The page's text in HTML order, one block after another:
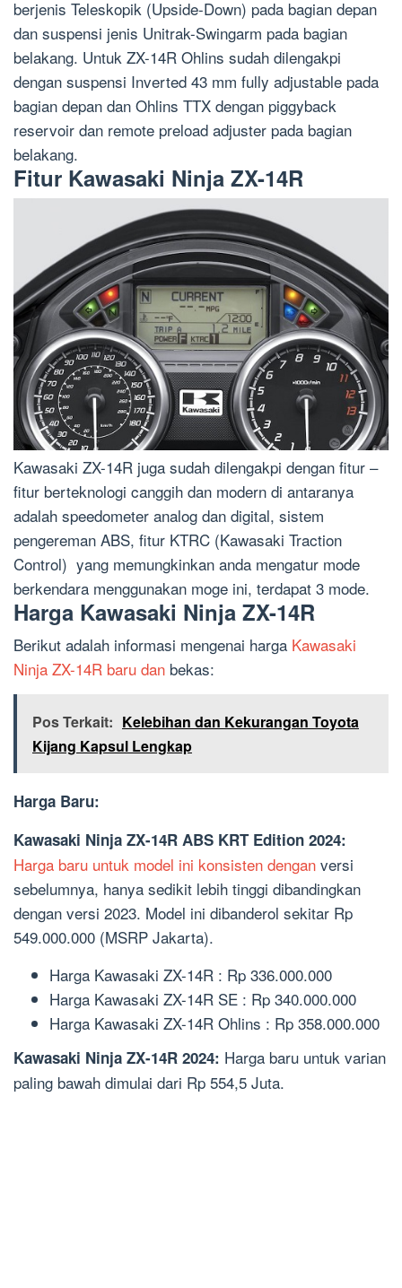
berjenis Teleskopik (Upside-Down) pada bagian depan
dan suspensi jenis Unitrak-Swingarm pada bagian
belakang. Untuk ZX-14R Ohlins sudah dilengakpi
dengan suspensi Inverted 43 mm fully adjustable pada
bagian depan dan Ohlins TTX dengan piggyback
reservoir dan remote preload adjuster pada bagian
belakang.
Fitur Kawasaki Ninja ZX-14R
Kawasaki ZX-14R juga sudah dilengakpi dengan fitur –
fitur berteknologi canggih dan modern di antaranya
adalah speedometer analog dan digital, sistem
pengereman ABS, fitur KTRC (Kawasaki Traction
Control) yang memungkinkan anda mengatur mode
berkendara menggunakan moge ini, terdapat 3 mode.
Harga Kawasaki Ninja ZX-14R
Berikut adalah informasi mengenai harga Kawasaki
Ninja ZX-14R baru dan bekas:
Pos Terkait: Kelebihan dan Kekurangan Toyota
Kijang Kapsul Lengkap
Harga Baru:
Kawasaki Ninja ZX-14R ABS KRT Edition 2024:
Harga baru untuk model ini konsisten dengan versi
sebelumnya, hanya sedikit lebih tinggi dibandingkan
dengan versi 2023. Model ini dibanderol sekitar Rp
549.000.000 (MSRP Jakarta).
Harga Kawasaki ZX-14R : Rp 336.000.000
Harga Kawasaki ZX-14R SE : Rp 340.000.000
Harga Kawasaki ZX-14R Ohlins : Rp 358.000.000
Kawasaki Ninja ZX-14R 2024: Harga baru untuk varian
paling bawah dimulai dari Rp 554,5 Juta.